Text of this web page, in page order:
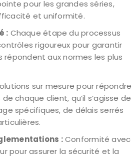
pour les grandes séries,
et uniformité.
: Chaque étape du processus
rigoureux pour garantir
répondent aux normes les plus
sur mesure pour répondre
chaque client, qu’il s’agisse de
spécifiques, de délais serrés
:Conformité avec
pour assurer la sécurité et la